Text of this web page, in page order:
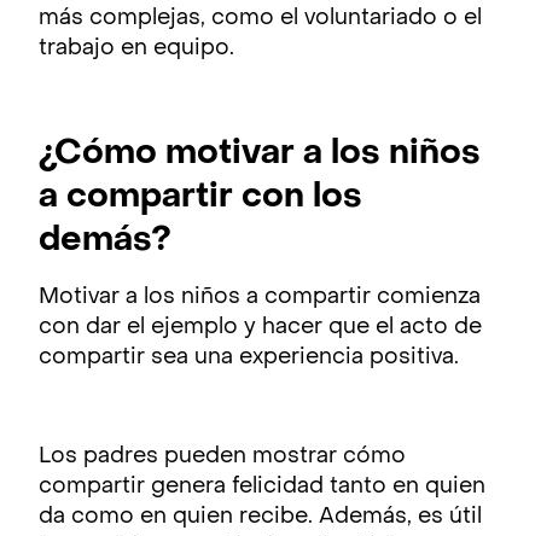
más complejas, como el voluntariado o el
trabajo en equipo.
¿Cómo motivar a los niños
a compartir con los
demás?
Motivar a los niños a compartir comienza
con dar el ejemplo y hacer que el acto de
compartir sea una experiencia positiva.
Los padres pueden mostrar cómo
compartir genera felicidad tanto en quien
da como en quien recibe. Además, es útil